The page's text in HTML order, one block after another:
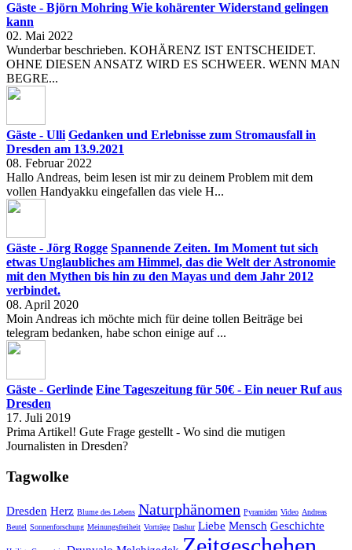
Gäste - Björn Mohring Wie kohärenter Widerstand gelingen
kann
02. Mai 2022
Wunderbar beschrieben. KOHÄRENZ IST ENTSCHEIDET.
OHNE DIESEN ANSATZ WIRD ES SCHWEER. WENN MAN
BEGRE...
Gäste - Ulli Gedanken und Erlebnisse zum Stromausfall in
Dresden am 13.9.2021
08. Februar 2022
Hallo Andreas, beim lesen ist mir zu deinem Problem mit dem
vollen Handyakku eingefallen das viele H...
Gäste - Jörg Rogge Spannende Zeiten. Im Moment tut sich
etwas Unglaubliches am Himmel, das die Welt der Astronomie
mit den Mythen bis hin zu den Mayas und dem Jahr 2012
verbindet.
08. April 2020
Moin Andreas ich möchte mich für deine tollen Beiträge bei
telegram bedanken, habe schon einige auf ...
Gäste - Gerlinde Eine Tageszeitung für 50€ - Ein neuer Ruf aus
Dresden
17. Juli 2019
Prima Artikel! Gute Frage gestellt - Wo sind die mutigen
Journalisten in Dresden?
Tagwolke
Dresden Herz Blume des Lebens Naturphänomen Pyramiden Video Andreas
Beutel Sonnenforschung Meinungsfreiheit Vorträge Dashur Liebe Mensch Geschichte